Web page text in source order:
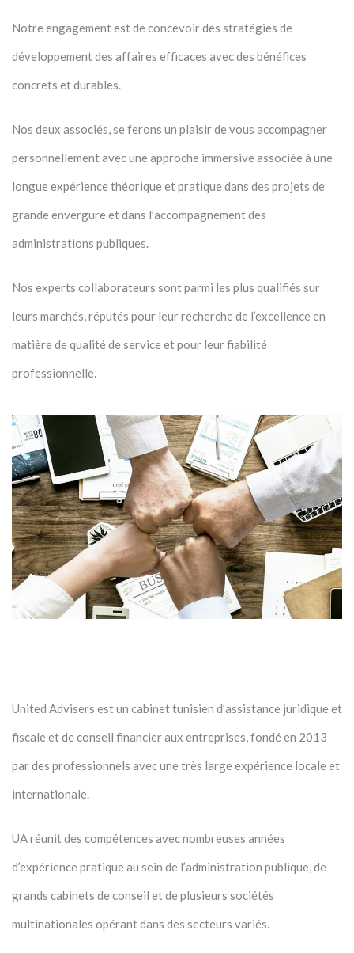
Notre engagement est de concevoir des stratégies de
développement des affaires efficaces avec des bénéfices
concrets et durables.
Nos deux associés, se ferons un plaisir de vous accompagner
personnellement avec une approche immersive associée à une
longue expérience théorique et pratique dans des projets de
grande envergure et dans l’accompagnement des
administrations publiques.
Nos experts collaborateurs sont parmi les plus qualifiés sur
leurs marchés, réputés pour leur recherche de l’excellence en
matière de qualité de service et pour leur fiabilité
professionnelle.
United Advisers est un cabinet tunisien d’assistance juridique et
fiscale et de conseil financier aux entreprises, fondé en 2013
par des professionnels avec une très large expérience locale et
internationale.
UA réunit des compétences avec nombreuses années
d’expérience pratique au sein de l’administration publique, de
grands cabinets de conseil et de plusieurs sociétés
multinationales opérant dans des secteurs variés.